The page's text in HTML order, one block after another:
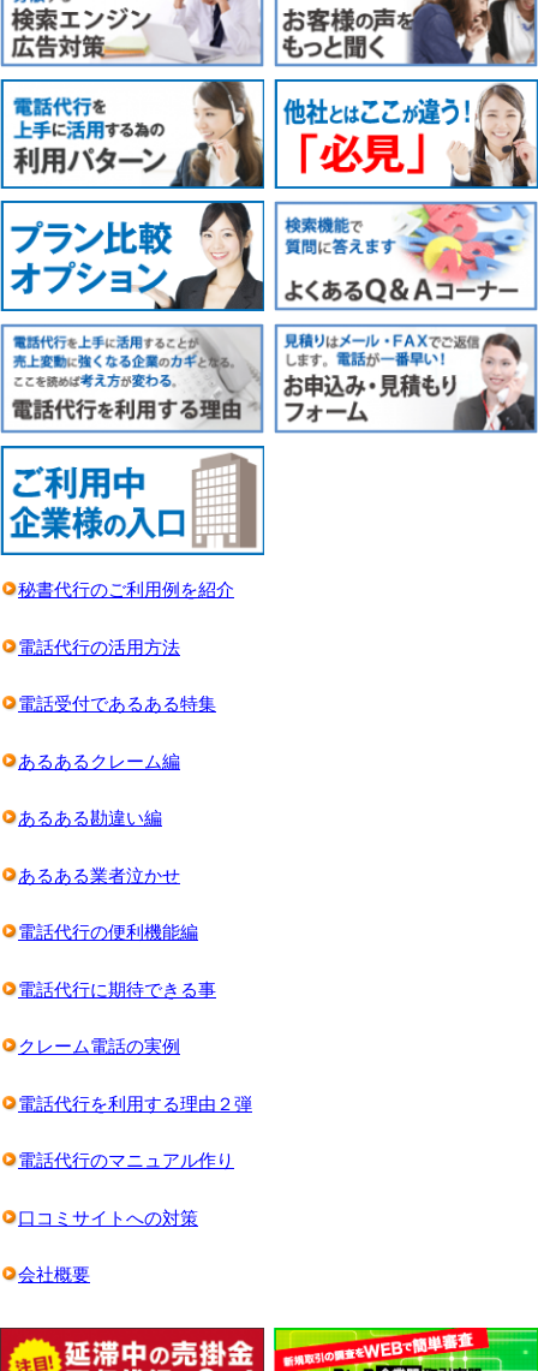
秘書代行のご利用例を紹介
電話代行の活用方法
電話受付であるある特集
あるあるクレーム編
あるある勘違い編
あるある業者泣かせ
電話代行の便利機能編
電話代行に期待できる事
クレーム電話の実例
電話代行を利用する理由２弾
電話代行のマニュアル作り
口コミサイトへの対策
会社概要